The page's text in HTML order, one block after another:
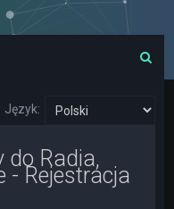
Język:
do Radia,
- Rejestracja